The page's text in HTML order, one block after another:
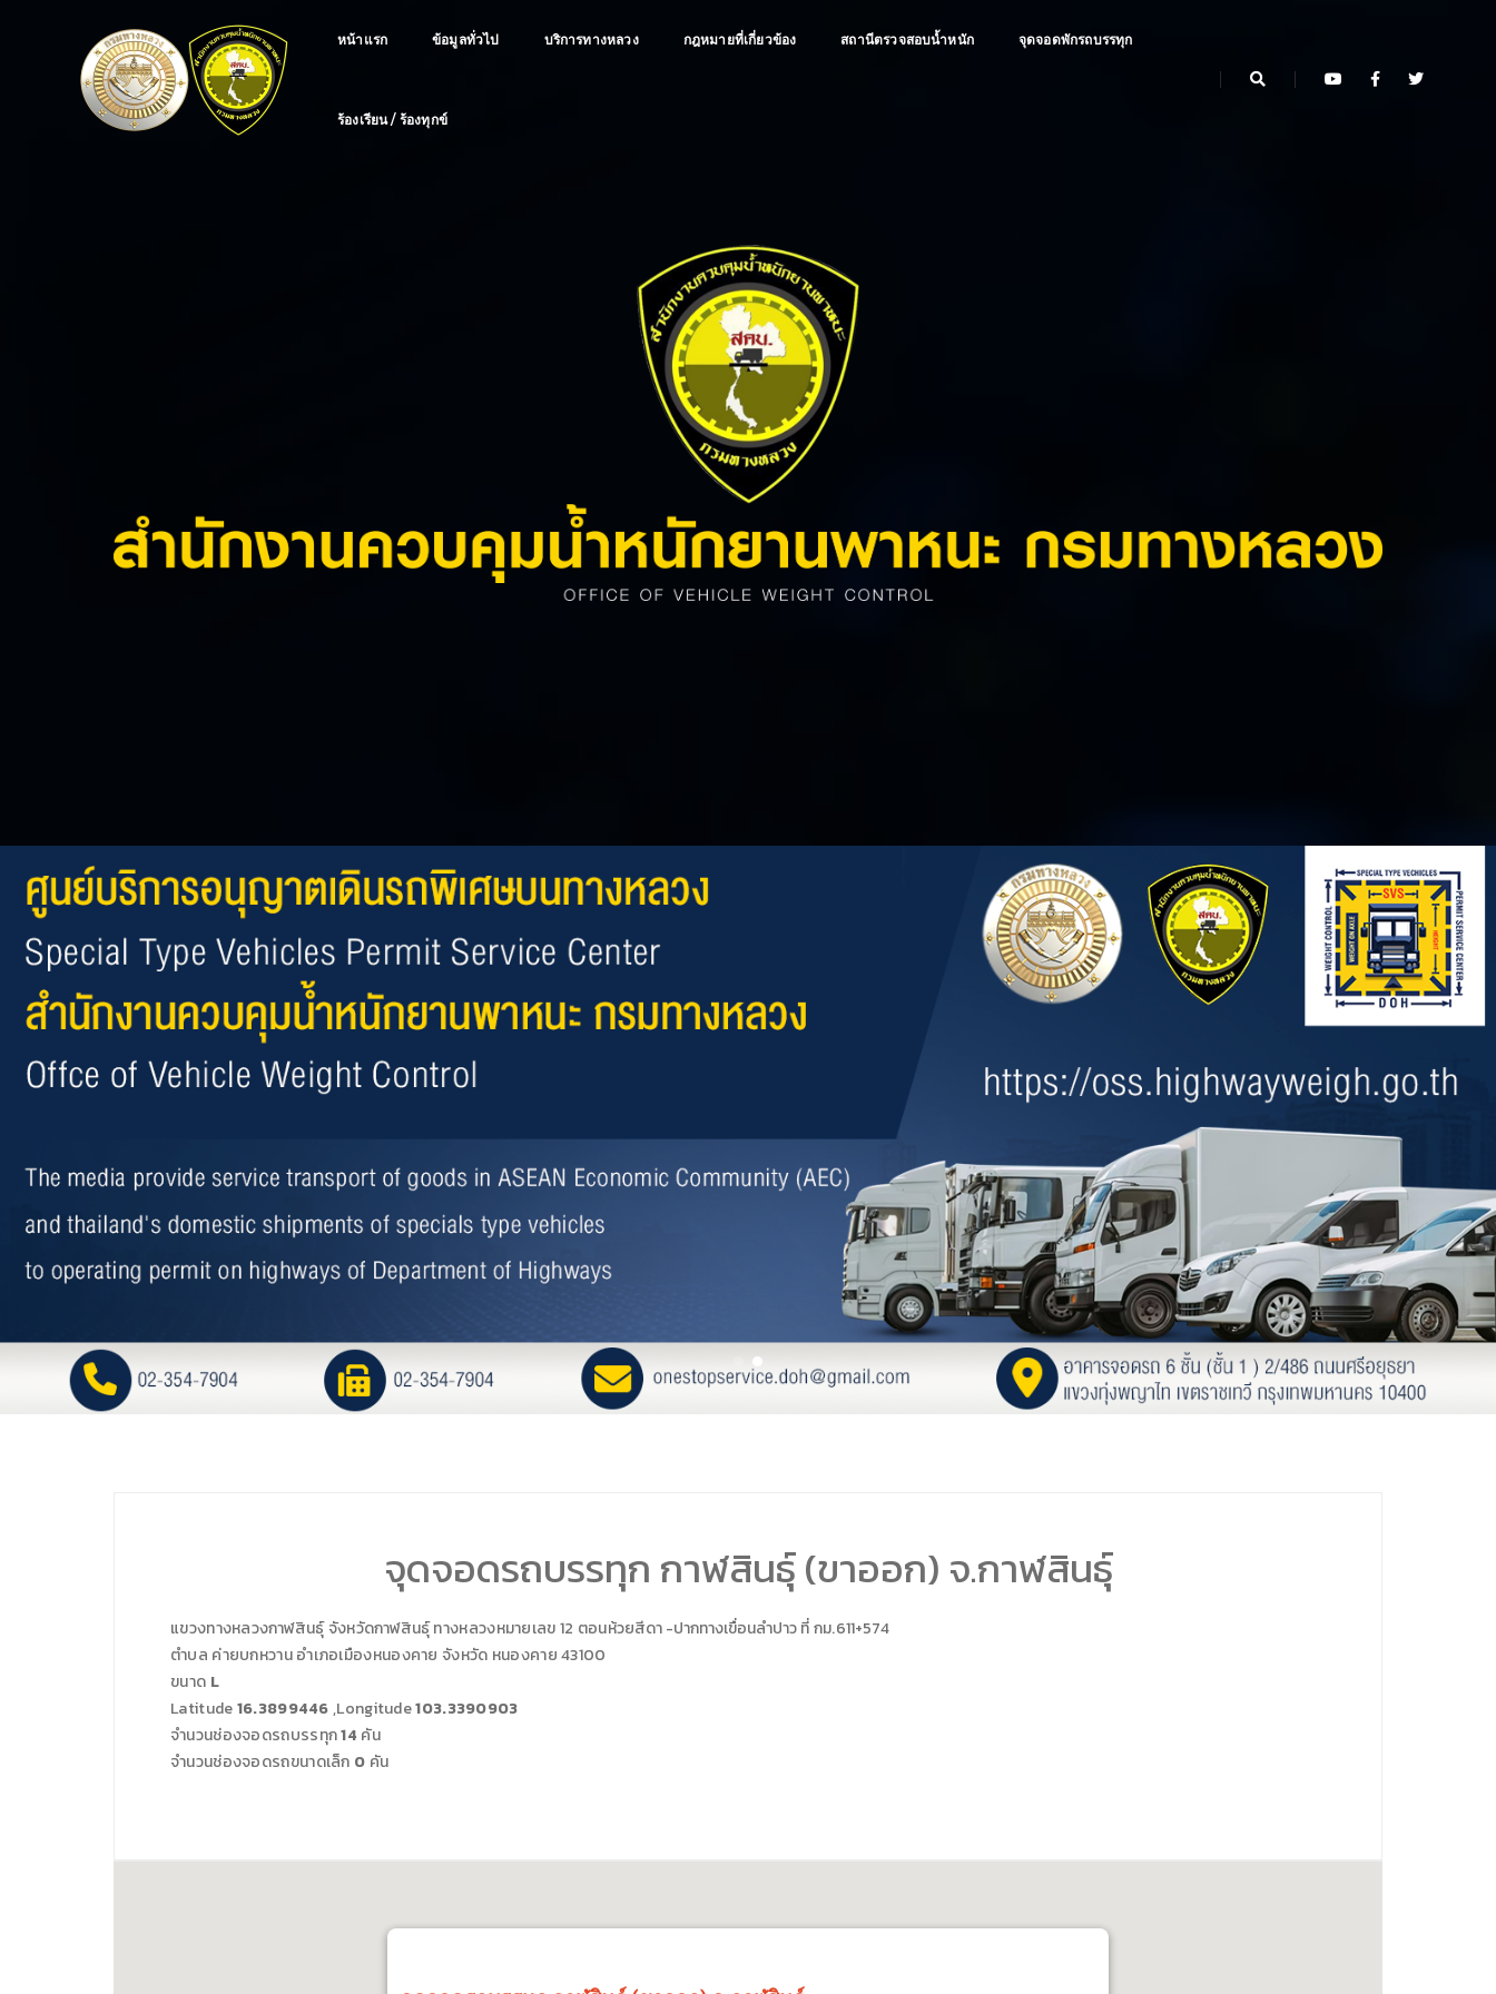
หน้าแรก ข้อมูลทั่วไป บริการทางหลวง กฎหมายที่เกี่ยวข้อง สถานีตรวจสอบน้ำหนัก จุดจอดพักรถบรรทุก
ร้องเรียน / ร้องทุกข์
จุดจอดรถบรรทุก กาฬสินธุ์ (ขาออก) จ.กาฬสินธุ์
แขวงทางหลวงกาฬสินธุ์จังหวัดกาฬสินธุ์ทางหลวงหมายเลข 12 ตอนห้วยสีดา -ปากทางเขื่อนลำปาวที่ กม.611+574
ตำบล ค่ายบกหวาน อำเภอเมืองหนองคาย จังหวัด หนองคาย 43100
ขนาด L
Latitude16.3899446,Longitude103.3390903
จำนวนช่องจอดรถบรรทุก14 คัน
จำนวนช่องจอดรถขนาดเล็ก 0 คัน